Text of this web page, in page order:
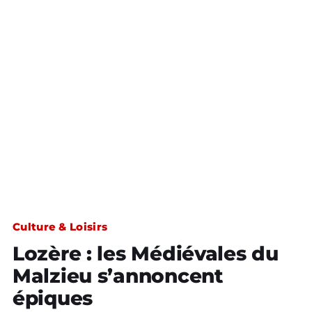
Culture & Loisirs
Lozère : les Médiévales du
Malzieu s’annoncent
épiques